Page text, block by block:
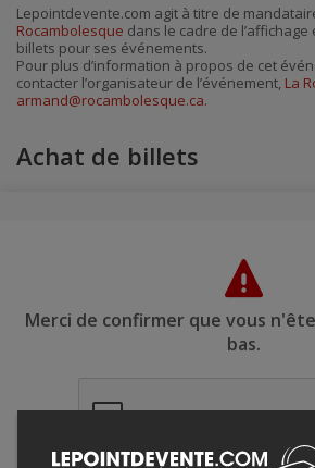
courriel
Lepointdevente.com agit à titre de
Rocambolesque dans le cadre de
billets pour ses événements.
Pour plus d’information à propos de cet
contacter l’organisateur de l’événement, La
armand@rocambolesque.ca.
Achat de billets
Merci de confirmer que vous
bas.